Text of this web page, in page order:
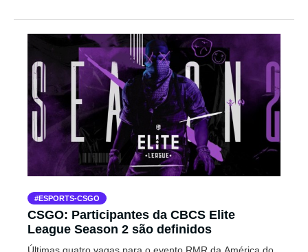
ESPORTS-CSGO
CSGO: Participantes da CBCS Elite
League Season 2 são definidos